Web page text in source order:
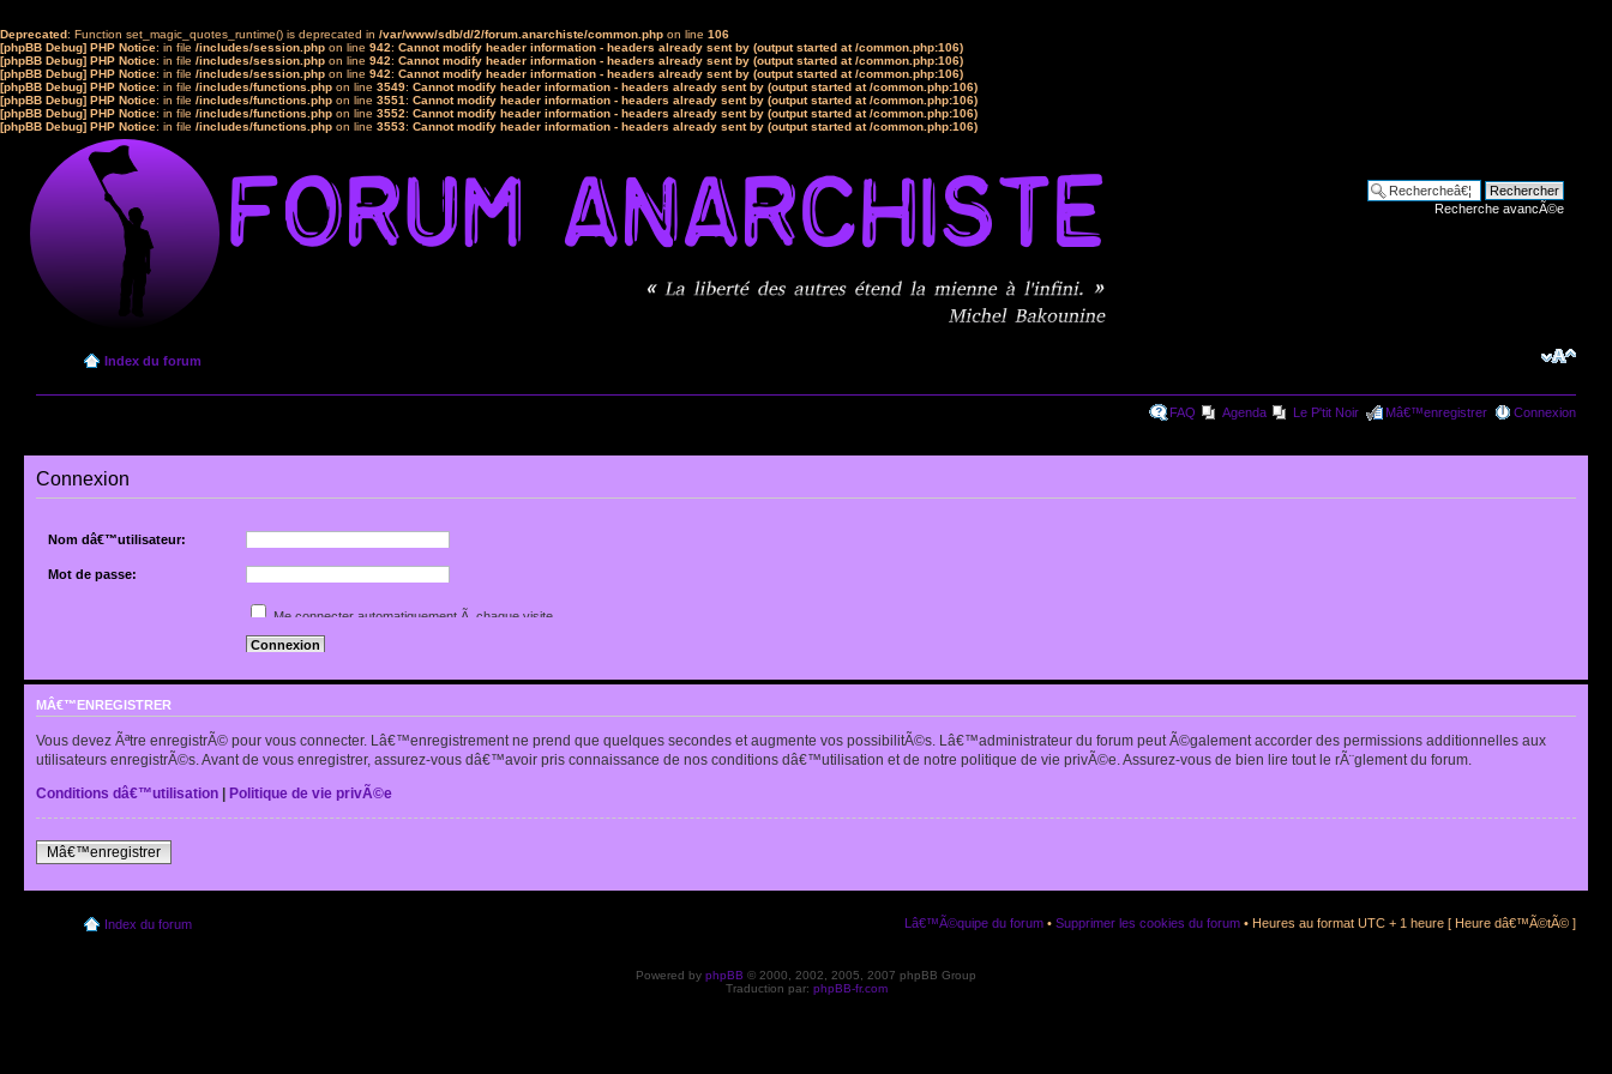
Deprecated: Function set_magic_quotes_runtime() is deprecated in /var/www/sdb/d/2/forum.anarchiste/common.php on line 106
[phpBB Debug] PHP Notice: in file /includes/session.php on line 942: Cannot modify header information - headers already sent by (output started at /common.php:106)
[phpBB Debug] PHP Notice: in file /includes/session.php on line 942: Cannot modify header information - headers already sent by (output started at /common.php:106)
[phpBB Debug] PHP Notice: in file /includes/session.php on line 942: Cannot modify header information - headers already sent by (output started at /common.php:106)
[phpBB Debug] PHP Notice: in file /includes/functions.php on line 3549: Cannot modify header information - headers already sent by (output started at /common.php:106)
[phpBB Debug] PHP Notice: in file /includes/functions.php on line 3551: Cannot modify header information - headers already sent by (output started at /common.php:106)
[phpBB Debug] PHP Notice: in file /includes/functions.php on line 3552: Cannot modify header information - headers already sent by (output started at /common.php:106)
[phpBB Debug] PHP Notice: in file /includes/functions.php on line 3553: Cannot modify header information - headers already sent by (output started at /common.php:106)
Recherche avancÃ©e
Index du forum
FAQ Agenda Le P'tit Noir Mâ€™enregistrer Connexion
Connexion
Nom dâ€™utilisateur:
Mot de passe:
Renvoyer lâ€™e-mail de confirmation
Me connecter automatiquement Ã chaque visite
Cacher mon statut en ligne pour cette session
MÂ€™ENREGISTRER
Vous devez Ãªtre enregistrÃ© pour vous connecter. Lâ€™enregistrement ne prend que quelques secondes et augmente vos possibilitÃ©s. Lâ€™administrateur du forum peut Ã©galement accorder des permissions additionnelles aux
utilisateurs enregistrÃ©s. Avant de vous enregistrer, assurez-vous dâ€™avoir pris connaissance de nos conditions dâ€™utilisation et de notre politique de vie privÃ©e. Assurez-vous de bien lire tout le rÃ¨glement du forum.
Conditions dâ€™utilisation
Politique de vie privÃ©e
Mâ€™enregistrer
Index du forum Lâ€™Ã©quipe du forum • Supprimer les cookies du forum • Heures au format UTC + 1 heure [ Heure dâ€™Ã©tÃ© ]
Powered by phpBB © 2000, 2002, 2005, 2007 phpBB Group
Traduction par: phpBB-fr.com